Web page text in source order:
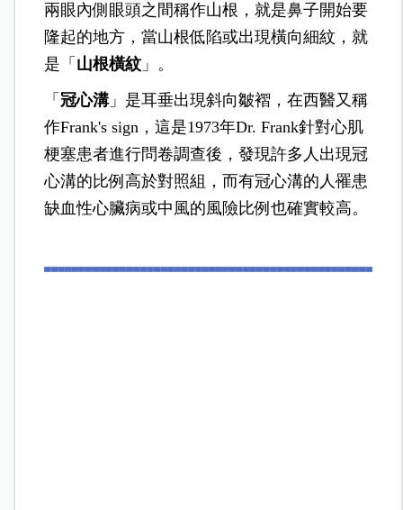
兩眼內側眼頭之間稱作山根，就是鼻子開始要
隆起的地方，當山根低陷或出現橫向細紋，就
是「 山根橫紋 」。
「 冠心溝」是耳垂出現斜向皺褶，在西醫又稱
作Frank's sign，這是1973年Dr. Frank針對心肌
梗塞患者進行問卷調查後，發現許多人出現冠
心溝的比例高於對照組，而有冠心溝的人罹患
缺血性心臟病或中風的風險比例也確實較高。